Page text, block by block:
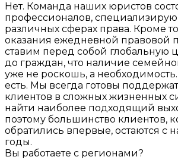
Нет. Команда наших юристов
профессионалов,
различных сферах права. Кроме
оказания ежедневной правовой
ставим перед собой глобальную
до граждан, что наличие
уже не роскошь, а необходимость.
есть. Мы всегда готовы
клиентов в сложных жизненных
найти наиболее подходящий
поэтому большинство клиентов,
обратились впервые, остаются с
годы.
Вы работаете с регионами?